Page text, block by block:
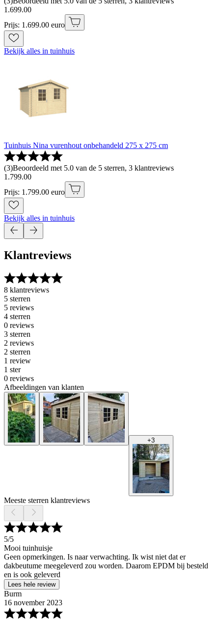
1 .699.00
Prijs: 1.699.00 euro
Bekijk alles in tuinhuis
Tuinhuis Nina vurenhout onbehandeld 275 x 275 cm
(3)Beoordeeld met 5.0 van de 5 sterren, 3 klantreviews
1 .799.00
Prijs: 1.799.00 euro
Bekijk alles in tuinhuis
Klantreviews
8 klantreviews
5 sterren
5 reviews
4 sterren
0 reviews
3 sterren
2 reviews
2 sterren
1 review
1 ster
0 reviews
Afbeeldingen van klanten
+3
Meeste sterren klantreviews
5/5
Mooi tuinhuisje
Geen opmerkingen. Is naar verwachting. Ik wist niet dat er
dakbeutume meegeleverd zou worden. Daarom EPDM bij besteld
en is ook geleverd
Lees hele review
Burm
16 november 2023